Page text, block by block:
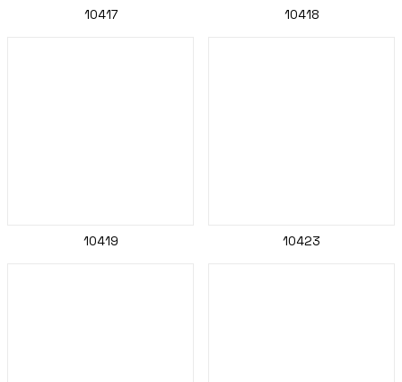
10417 10418
10419 10423